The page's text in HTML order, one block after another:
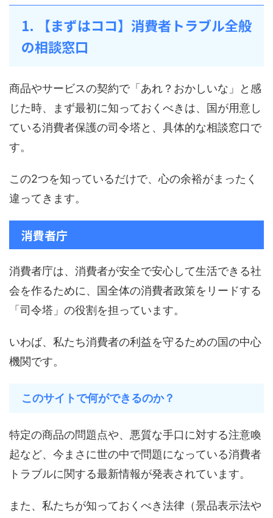
1. 【まずはココ】消費者トラブル全般
の相談窓口
商品やサービスの契約で「あれ？おかしいな」と感
じた時、まず最初に知っておくべきは、国が用意し
ている消費者保護の司令塔と、具体的な相談窓口で
す。
この2つを知っているだけで、心の余裕がまったく
違ってきます。
消費者庁
消費者庁は、消費者が安全で安心して生活できる社
会を作るために、国全体の消費者政策をリードする
「司令塔」の役割を担っています。
いわば、私たち消費者の利益を守るための国の中心
機関です。
このサイトで何ができるのか？
特定の商品の問題点や、悪質な手口に対する注意喚
起など、今まさに世の中で問題になっている消費者
トラブルに関する最新情報が発表されています。
また、私たちが知っておくべき法律（景品表示法や